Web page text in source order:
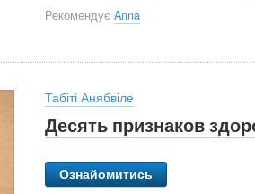
Рекомендує Anna
Табіті Анябвіле
Десять признаков
Ознайомитись